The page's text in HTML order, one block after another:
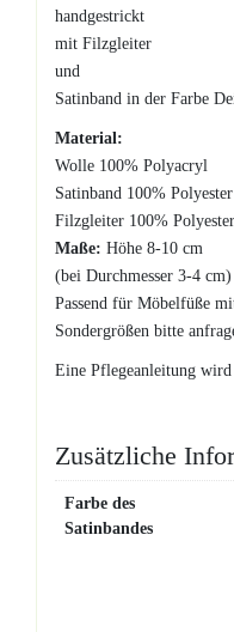
handgestrickt
mit Filzgleiter
und
Satinband in der Farbe
Material:
Wolle 100% Polyacryl
Satinband 100% Polyester
Filzgleiter 100%
Maße: Höhe 8-10 cm
(bei Durchmesser 3-4 cm)
Passend für Möbelfüße
Sondergrößen bitte
Eine Pflegeanleitung
Zusätzliche
Farbe des
Satinbandes